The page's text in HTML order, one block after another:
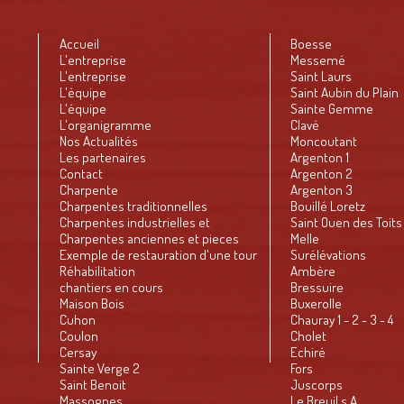
Lire la suite... >
Salle Expo Artipole à Parthenay
Venez découvrir tout l'univers du bois et
de la décoration sur plus de 1500 m2 A ...
Lire la suite... >
Accueil
L'entreprise
L'entreprise
L'équipe
L'équipe
L'organigramme
Nos Actualités
Les partenaires
Contact
Charpente
Charpentes traditionnelles
Charpentes industrielles et
Bâtiments agricoles
Charpentes anciennes et pieces
uniques
Exemple de restauration d'une tour
à l'ancienne
Réhabilitation
chantiers en cours
Maison Bois
Cuhon
Coulon
Cersay
Sainte Verge 2
Saint Benoit
Boesse
Messemé
Saint Laurs
Saint Aubin du Plain
Sainte Gemme
Clavé
Moncoutant
Argenton 1
Argenton 2
Argenton 3
Bouillé Loretz
Saint Ouen des Toits
Melle
Surélévations
Ambère
Bressuire
Buxerolle
Chauray 1 - 2 - 3 - 4
Cholet
Echiré
Fors
Juscorps